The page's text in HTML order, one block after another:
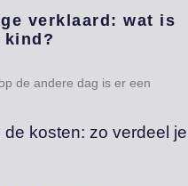
verklaard: wat is
kind?
de andere dag is er een